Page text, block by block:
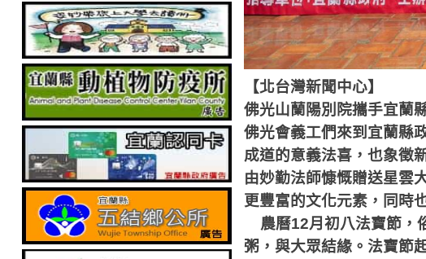
【北台灣新聞中心】
佛光山蘭陽別院攜手宜蘭
佛光會義工們來到宜蘭縣
成道的意義法喜，也象徵
由妙勤法師慷慨贈送星雲
更豐富的文化元素，同時
農曆12月初八法寶節，
粥，與大眾結緣。法寶節